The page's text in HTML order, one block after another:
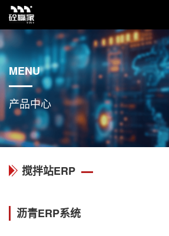
MENU
产品中心
搅拌站ERP
沥青ERP系统